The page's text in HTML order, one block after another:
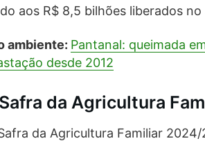
aos R$ 8,5 bilhões liberados no
ambiente: Pantanal: queimada
desde 2012
da Agricultura
da Agricultura Familiar